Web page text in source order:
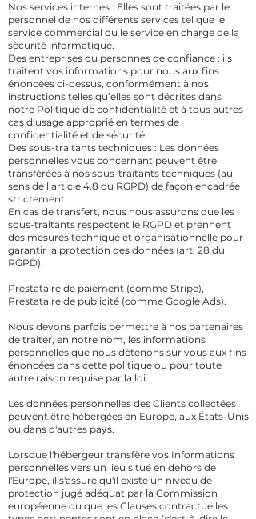
Nos services internes : Elles sont traitées par le
personnel de nos différents services tel que le
service commercial ou le service en charge de la
sécurité informatique.
Des entreprises ou personnes de confiance : ils
traitent vos informations pour nous aux fins
énoncées ci-dessus, conformément à nos
instructions telles qu’elles sont décrites dans
notre Politique de confidentialité et à tous autres
cas d’usage approprié en termes de
confidentialité et de sécurité.
Des sous-traitants techniques : Les données
personnelles vous concernant peuvent être
transférées à nos sous-traitants techniques (au
sens de l’article 4.8 du RGPD) de façon encadrée
strictement.
En cas de transfert, nous nous assurons que les
sous-traitants respectent le RGPD et prennent
des mesures technique et organisationnelle pour
garantir la protection des données (art. 28 du
RGPD).
Prestataire de paiement (comme Stripe),
Prestataire de publicité (comme Google Ads).
Nous devons parfois permettre à nos partenaires
de traiter, en notre nom, les informations
personnelles que nous détenons sur vous aux fins
énoncées dans cette politique ou pour toute
autre raison requise par la loi.
Les données personnelles des Clients collectées
peuvent être hébergées en Europe, aux États-Unis
ou dans d'autres pays.
Lorsque l'hébergeur transfère vos Informations
personnelles vers un lieu situé en dehors de
l'Europe, il s'assure qu'il existe un niveau de
protection jugé adéquat par la Commission
européenne ou que les Clauses contractuelles